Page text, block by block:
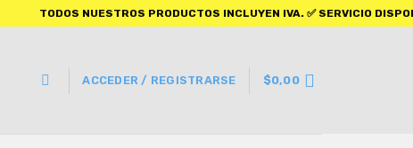
TODOS NUESTROS PRODUCTOS INCLUYEN IVA. ✅ SERVICIO DISPONIBLE
ACCEDER / REGISTRARSE $0,00